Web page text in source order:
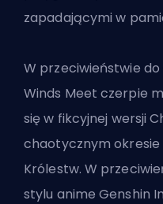
zapadającymi w
W przeciwieństwie
Winds Meet czerpie
się w fikcyjnej wersji
chaotycznym okresie
Królestw. W
stylu anime Genshin